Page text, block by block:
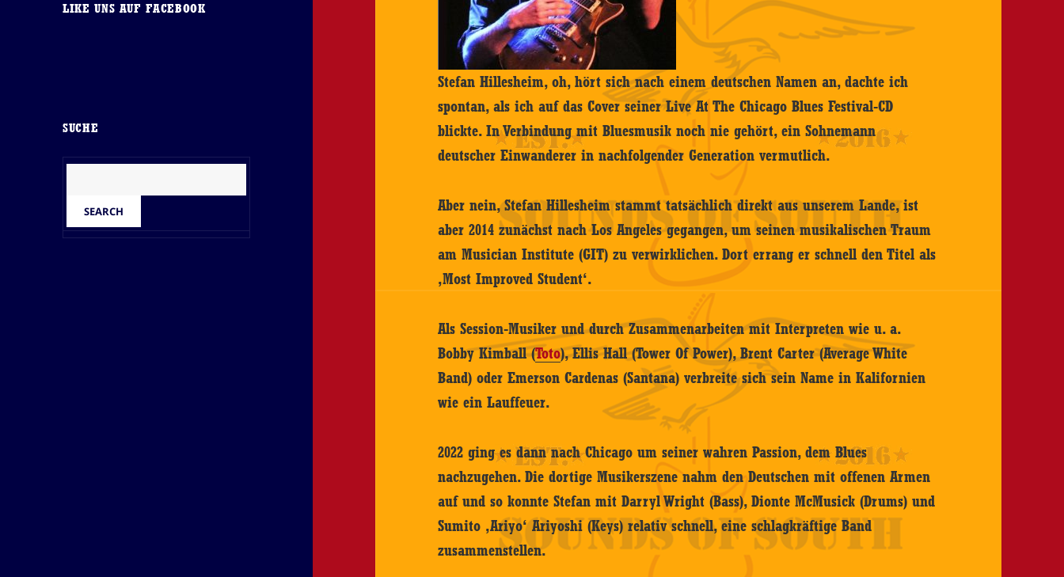
LIKE UNS AUF FACEBOOK
SUCHE
Stefan Hillesheim, oh, hört sich nach einem deutschen Namen an, dachte ich
spontan, als ich auf das Cover seiner Live At The Chicago Blues Festival-CD
blickte. In Verbindung mit Bluesmusik noch nie gehört, ein Sohnemann
deutscher Einwanderer in nachfolgender Generation vermutlich.
Aber nein, Stefan Hillesheim stammt tatsächlich direkt aus unserem Lande, ist
aber 2014 zunächst nach Los Angeles gegangen, um seinen musikalischen Traum
am Musician Institute (GIT) zu verwirklichen. Dort errang er schnell den Titel als
‚Most Improved Student‘.
Als Session-Musiker und durch Zusammenarbeiten mit Interpreten wie u. a.
Bobby Kimball (Toto), Ellis Hall (Tower Of Power), Brent Carter (Average White
Band) oder Emerson Cardenas (Santana) verbreite sich sein Name in Kalifornien
wie ein Lauffeuer.
2022 ging es dann nach Chicago um seiner wahren Passion, dem Blues
nachzugehen. Die dortige Musikerszene nahm den Deutschen mit offenen Armen
auf und so konnte Stefan mit Darryl Wright (Bass), Dionte McMusick (Drums) und
Sumito ‚Ariyo‘ Ariyoshi (Keys) relativ schnell, eine schlagkräftige Band
zusammenstellen.